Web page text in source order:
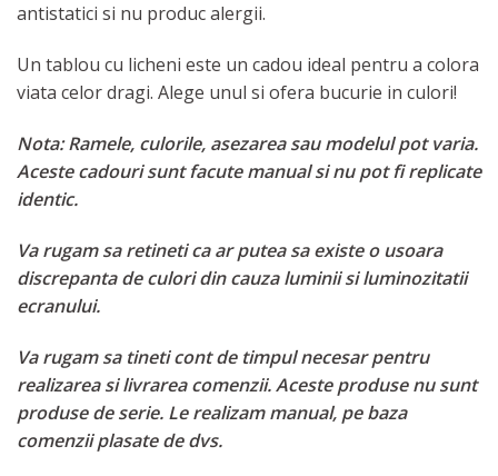
antistatici si nu produc alergii.
Un tablou cu licheni este un cadou ideal pentru a colora
viata celor dragi. Alege unul si ofera bucurie in culori!
Nota: Ramele, culorile, asezarea sau modelul pot varia.
Aceste cadouri sunt facute manual si nu pot fi replicate
identic.
Va rugam sa retineti ca ar putea sa existe o usoara
discrepanta de culori din cauza luminii si luminozitatii
ecranului.
Va rugam sa tineti cont de timpul necesar pentru
realizarea si livrarea comenzii. Aceste produse nu sunt
produse de serie. Le realizam manual, pe baza
comenzii plasate de dvs.